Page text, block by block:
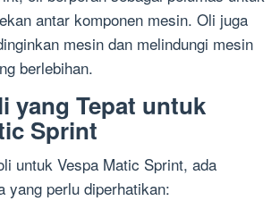
antar komponen mesin. Oli juga
mesin dan melindungi mesin
berlebihan.
yang Tepat untuk
Sprint
untuk Vespa Matic Sprint, ada
yang perlu diperhatikan: